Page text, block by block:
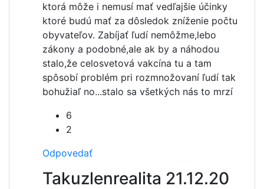
ktorá môže i nemusí mať vedľajšie účinky
ktoré budú mať za dôsledok zníženie počtu
obyvateľov. Zabíjať ľudí nemôžme,lebo
zákony a podobné,ale ak by a náhodou
stalo,že celosvetová vakcína tu a tam
spôsobí problém pri rozmnožovaní ľudí tak
bohužiaľ no...stalo sa všetkých nás to mrzí
6
2
Odpovedať
Takuzlenrealita 21.12.20